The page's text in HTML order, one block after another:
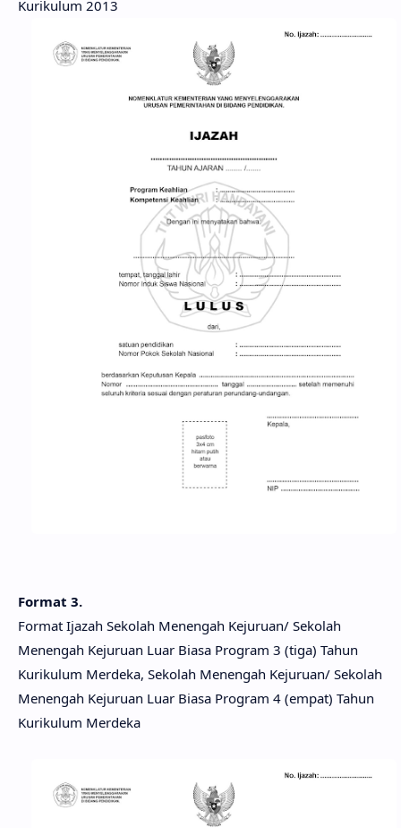
Kurikulum 2013
Format 3.
Format Ijazah Sekolah Menengah Kejuruan/ Sekolah
Menengah Kejuruan Luar Biasa Program 3 (tiga) Tahun
Kurikulum Merdeka, Sekolah Menengah Kejuruan/ Sekolah
Menengah Kejuruan Luar Biasa Program 4 (empat) Tahun
Kurikulum Merdeka